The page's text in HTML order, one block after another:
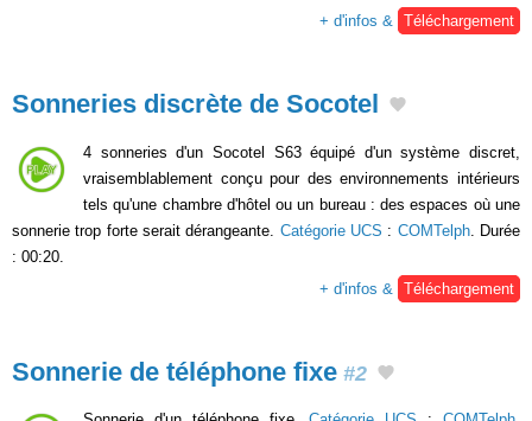
+ d'infos & Téléchargement
Sonneries discrète de Socotel
4 sonneries d'un Socotel S63 équipé d'un système discret,
vraisemblablement conçu pour des environnements intérieurs
tels qu'une chambre d'hôtel ou un bureau : des espaces où une
sonnerie trop forte serait dérangeante. Catégorie UCS : COMTelph. Durée
: 00:20.
+ d'infos &
Téléchargement
Sonnerie de téléphone fixe #2